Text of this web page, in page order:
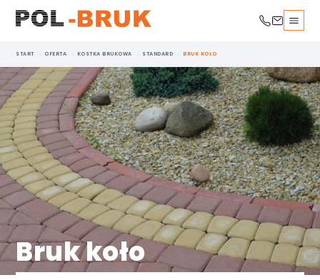
START OFERTA KOSTKA BRUKOWA STANDARD BRUK KOŁO
Bruk koło